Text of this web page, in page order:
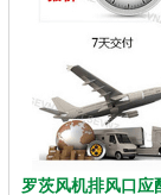
罗茨风机排风口应